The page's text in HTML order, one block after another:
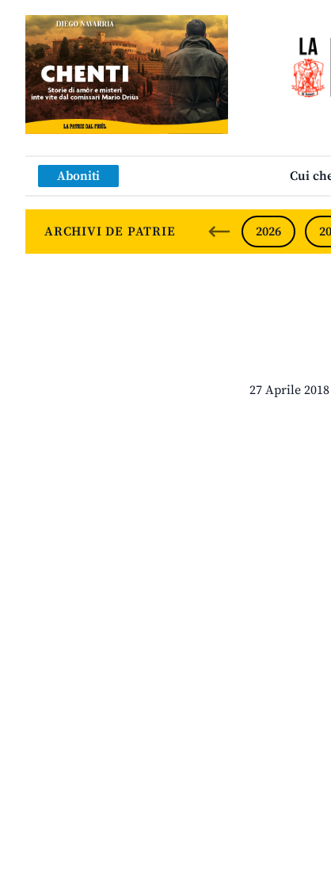
Aboniti Cui
ARCHIVI DE PATRIE 2026
27 Aprile 2018